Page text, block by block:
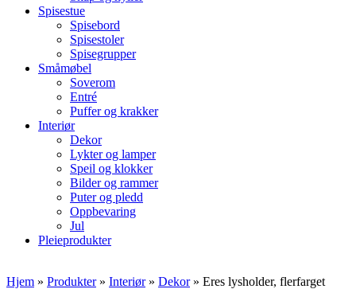
Spisestue
Spisebord
Spisestoler
Spisegrupper
Småmøbel
Soverom
Entré
Puffer og krakker
Interiør
Dekor
Lykter og lamper
Speil og klokker
Bilder og rammer
Puter og pledd
Oppbevaring
Jul
Pleieprodukter
Hjem » Produkter» Interiør» Dekor» Eres lysholder, flerfarget